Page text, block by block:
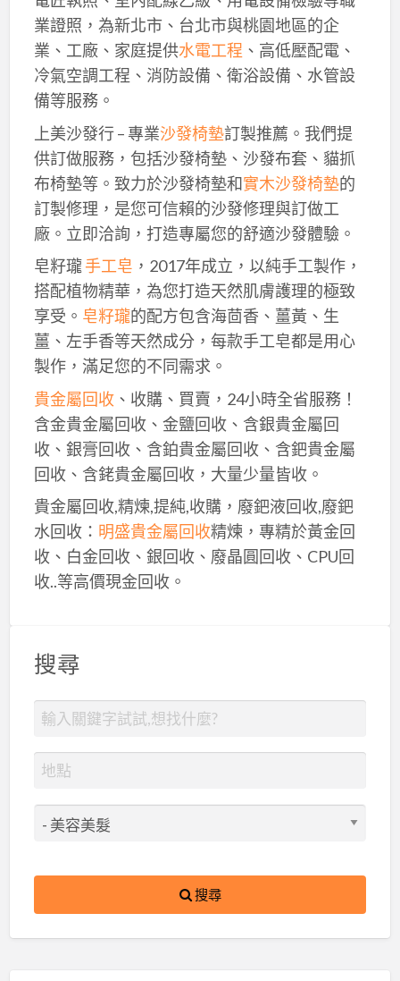
業證照，為新北市、台北市與桃園地區的企
業、工廠、家庭提供水電工程 、高低壓配電、
冷氣空調工程、消防設備、衛浴設備、水管設
備等服務。
上美沙發行 – 專業沙發椅墊訂製推薦。我們提
供訂做服務，包括沙發椅墊、沙發布套、貓抓
布椅墊等。致力於沙發椅墊和實木沙發椅墊的
訂製修理，是您可信賴的沙發修理與訂做工
廠。立即洽詢，打造專屬您的舒適沙發體驗。
皂籽瓏手工皂 ，2017年成立，以純手工製作，
搭配植物精華，為您打造天然肌膚護理的極致
享受。 皂籽瓏的配方包含海茴香、薑黃、生
薑、左手香等天然成分，每款手工皂都是用心
製作，滿足您的不同需求。
貴金屬回收、收購、買賣，24小時全省服務！
含金貴金屬回收、金鹽回收、含銀貴金屬回
收、銀膏回收、含鉑貴金屬回收、含鈀貴金屬
回收、含銠貴金屬回收，大量少量皆收。
貴金屬回收,精煉,提純,收購，廢鈀液回收,廢鈀
水回收： 明盛貴金屬回收精煉，專精於黃金回
收、白金回收、銀回收、廢晶圓回收、CPU回
收..等高價現金回收。
搜尋
搜尋